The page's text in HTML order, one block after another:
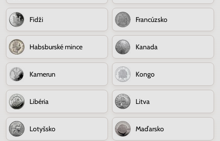
Fidži Francúzsko
Habsburské mince Kanada
Kamerun Kongo
Libéria Litva
Lotyšsko Maďarsko